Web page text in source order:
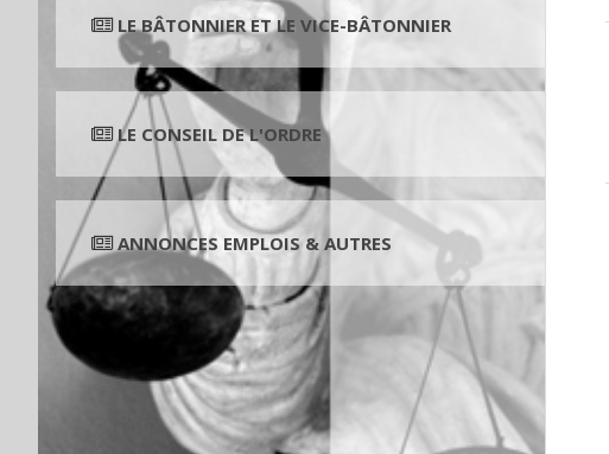
LE BÂTONNIER ET LE VICE-BÂTONNIER
LE CONSEIL DE L'ORDRE
ANNONCES EMPLOIS & AUTRES